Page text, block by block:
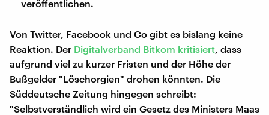
veröffentlichen.
Von Twitter, Facebook und Co gibt es bislang keine
Reaktion. Der Digitalverband Bitkom kritisiert , dass
aufgrund viel zu kurzer Fristen und der Höhe der
Bußgelder "Löschorgien" drohen könnten. Die
Süddeutsche Zeitung hingegen schreibt:
"Selbstverständlich wird ein Gesetz des Ministers Maas